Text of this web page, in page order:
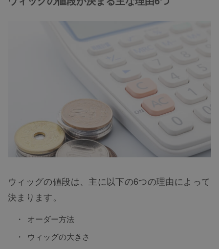
ウィッグの値段は、主に以下の6つの理由によって
決まります。
オーダー方法
ウィッグの大きさ